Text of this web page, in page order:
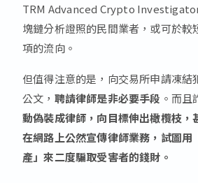
TRM Advanced Crypto
塊鏈分析證照的民間業者，或可於較
項的流向。
但值得注意的是，向交易所申請凍結
公文， 聘請律師是非必要手段 。而
動偽裝成律師，向目標伸出橄欖枝，
在網路上公然宣傳律師業務，試圖用
產」來二度騙取受害者的錢財。